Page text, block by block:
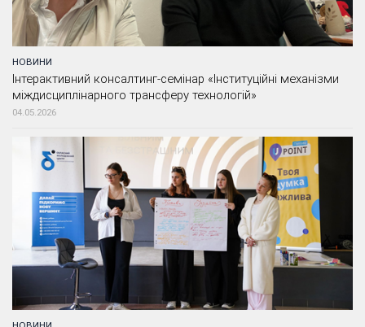
НОВИНИ
Інтерактивний консалтинг-семінар «Інституційні механізми
міждисциплінарного трансферу технологій»
04.05.2026